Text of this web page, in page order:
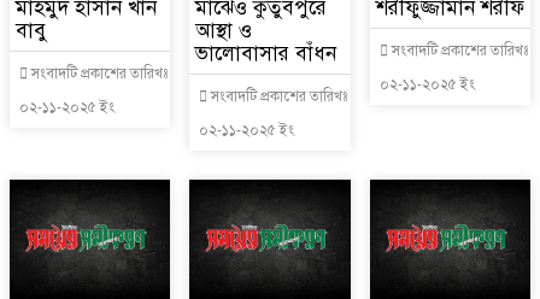
মাহমুদ হাসান খান
বাবু
সংবাদটি প্রকাশের তারিখঃ
০২-১১-২০২৫ ইং
মাঝেও কুতুবপুরে
আস্থা ও
ভালোবাসার বাঁধন
সংবাদটি প্রকাশের তারিখঃ
০২-১১-২০২৫ ইং
শরীফুজ্জামান শরীফ
সংবাদটি প্রকাশের তারিখঃ
০২-১১-২০২৫ ইং